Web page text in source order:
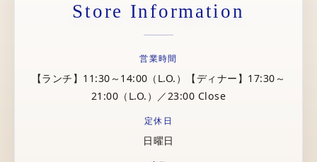
Store Information
営業時間
【ランチ】11:30～14:00（L.O.）【ディナー】17:30～
21:00（L.O.）／23:00 Close
定休日
日曜日